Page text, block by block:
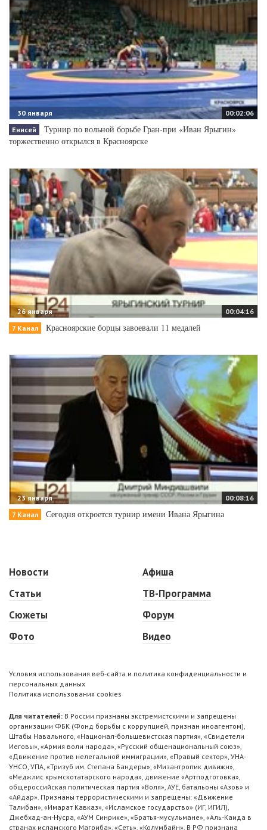
00:02:06
30 января
Енисей
Турнир по вольной борьбе Гран-при «Иван Ярыгин»
торжественно открылся в Красноярске
00:04:16
26 января
7 Канал
Красноярские борцы завоевали 11 медалей
00:08:16
23 января
7 Канал
Сегодня откроется турнир имени Ивана Ярыгина
Новости
Статьи
Сюжеты
Фото
Афиша
ТВ-Программа
Форум
Видео
Условия использования веб-сайта и политика конфиденциальности и
персональных данных
Политика использования cookies
Для читателей: В России признаны экстремистскими и запрещены
организации ФБК (Фонд борьбы с коррупцией, признан иноагентом),
Штабы Навального, «Национал-большевистская партия», «Свидетели
Иеговы», «Армия воли народа», «Русский общенациональный союз»,
«Движение против нелегальной иммиграции», «Правый сектор», УНА-
УНСО, УПА, «Тризуб им. Степана Бандеры», «Мизантропик дивижн»,
«Меджлис крымскотатарского народа», движение «Артподготовка»,
общероссийская политическая партия «Воля», АУЕ, батальоны «Азов» и
«Айдар». Признаны террористическими и запрещены: «Движение
Талибан», «Имарат Кавказ», «Исламское государство» (ИГ, ИГИЛ),
Джебхад-ан-Нусра, «АУМ Синрике», «Братья-мусульмане», «Аль-Каида в
странах исламского Магриба», «Сеть», «Колумбайн». В РФ признана